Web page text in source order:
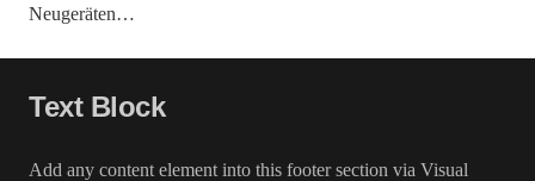
Neugeräten…
Text Block
Add any content element into this footer section via Visual